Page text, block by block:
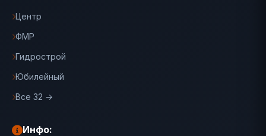
Центр
ФМР
Гидрострой
Юбилейный
Все 32 →
Инфо: